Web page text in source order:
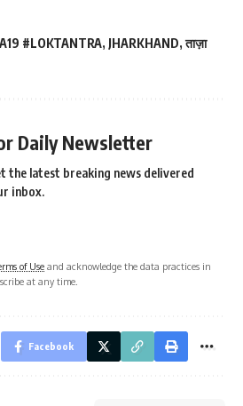
#LOKTANTRA, JHARKHAND,ताज़ा
Daily Newsletter
the latest breaking news delivered
inbox.
of Use and acknowledge the data practices in
at any time.
Facebook